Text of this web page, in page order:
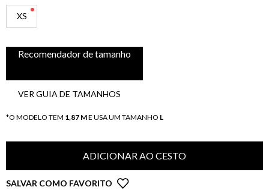
XS
Recomendador de tamanho
VER GUIA DE TAMANHOS
*O MODELO TEM 1,87 ME USA UM TAMANHO L
ADICIONAR AO CESTO
SALVAR COMO FAVORITO